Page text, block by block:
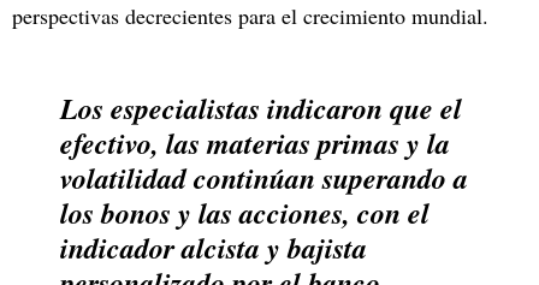
perspectivas decrecientes para el crecimiento mundial.
Los especialistas indicaron que el
efectivo, las materias primas y la
volatilidad continúan superando a
los bonos y las acciones, con el
indicador alcista y bajista